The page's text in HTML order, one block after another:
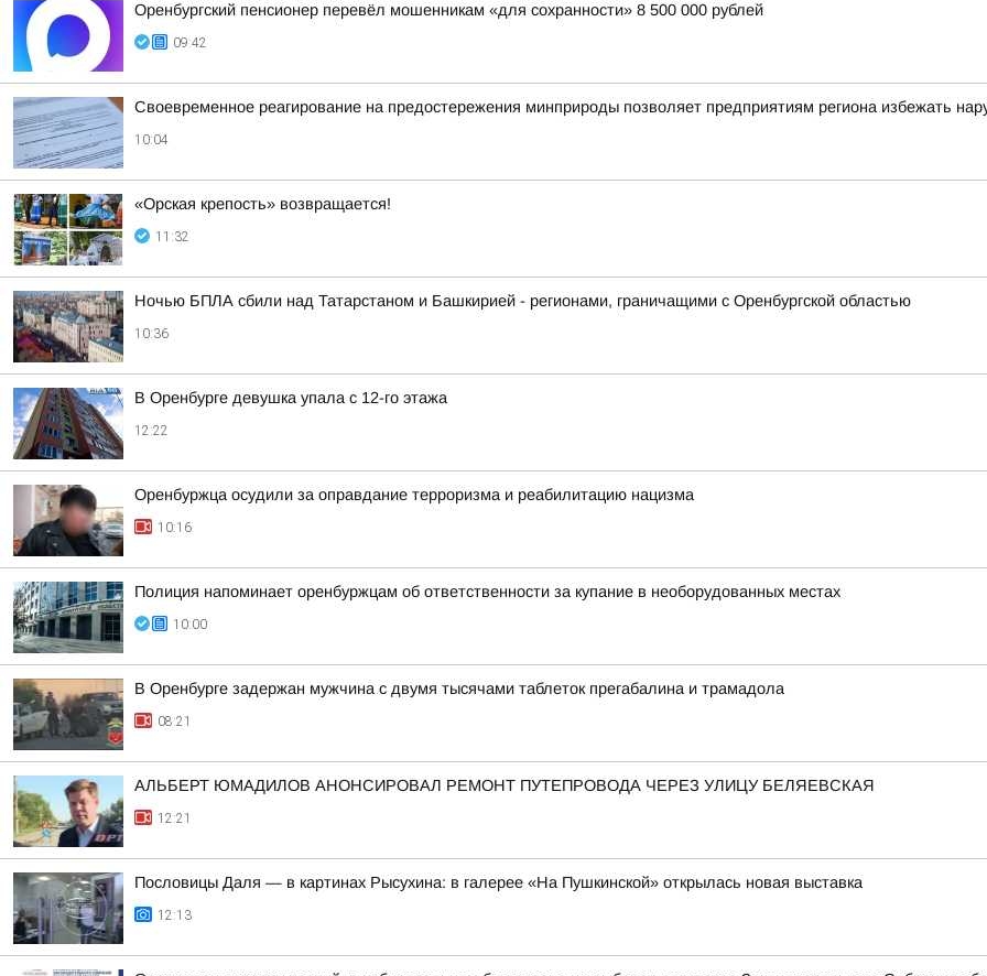
Оренбургский пенсионер перевёл мошенникам «для сохранности» 8 500 000 рублей
09:42
Своевременное реагирование на предостережения минприроды позволяет предприятиям региона избежать
10:04
«Орская крепость» возвращается!
11:32
Ночью БПЛА сбили над Татарстаном и Башкирией - регионами, граничащими с Оренбургской областью
10:36
В Оренбурге девушка упала с 12-го этажа
12:22
Оренбуржца осудили за оправдание терроризма и реабилитацию нацизма
10:16
Полиция напоминает оренбуржцам об ответственности за купание в необорудованных местах
10:00
В Оренбурге задержан мужчина с двумя тысячами таблеток прегабалина и трамадола
08:21
АЛЬБЕРТ ЮМАДИЛОВ АНОНСИРОВАЛ РЕМОНТ ПУТЕПРОВОДА ЧЕРЕЗ УЛИЦУ БЕЛЯЕВСКАЯ
12:21
Пословицы Даля — в картинах Рысухина: в галерее «На Пушкинской» открылась новая выставка
12:13